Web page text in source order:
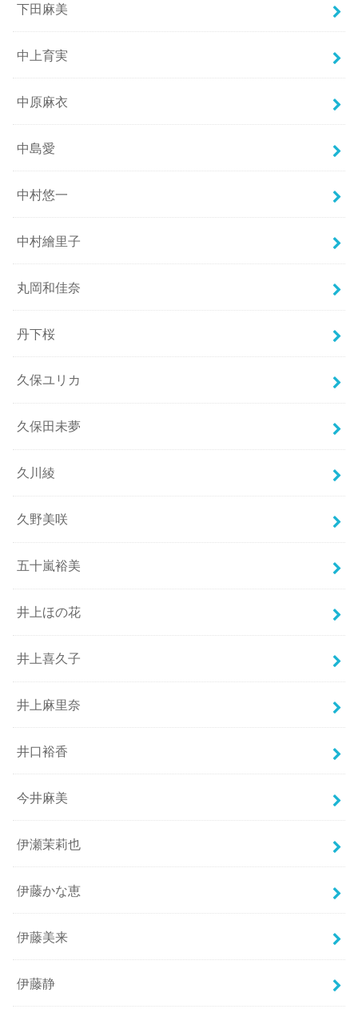
下田麻美
中上育実
中原麻衣
中島愛
中村悠一
中村繪里子
丸岡和佳奈
丹下桜
久保ユリカ
久保田未夢
久川綾
久野美咲
五十嵐裕美
井上ほの花
井上喜久子
井上麻里奈
井口裕香
今井麻美
伊瀬茉莉也
伊藤かな恵
伊藤美来
伊藤静